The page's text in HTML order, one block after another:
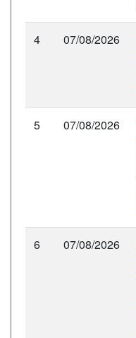
4 07/08/2026
5 07/08/2026
6 07/08/2026